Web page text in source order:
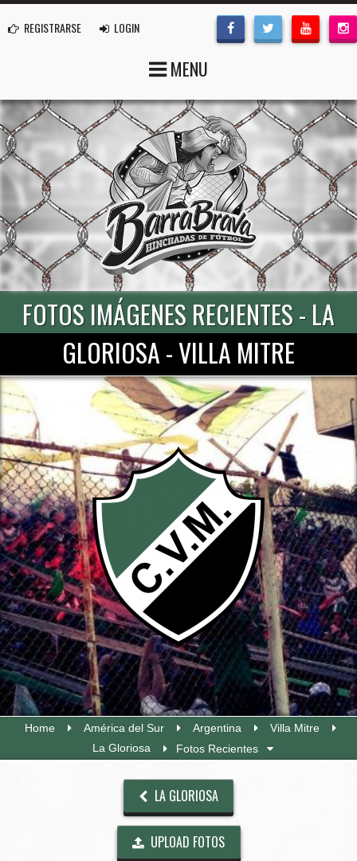
REGISTRARSE LOGIN
MENU
FOTOS IMÁGENES RECIENTES - LA
GLORIOSA - VILLA MITRE
Home América del Sur Argentina
Villa Mitre
La Gloriosa
Fotos Recientes
LA GLORIOSA
UPLOAD FOTOS